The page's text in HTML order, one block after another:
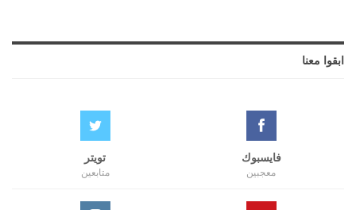
ابقوا معنا
فايسبوك
معجبين
تويتر
متابعين